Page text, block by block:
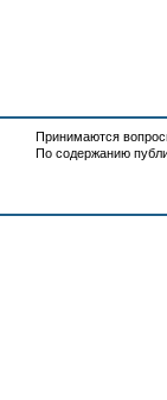
Принимаются
По содержанию